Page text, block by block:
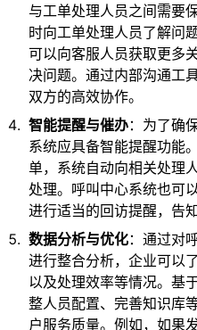
与工单处理人员之间需要
时向工单处理人员了解问
可以向客服人员获取更多
决问题。通过内部沟通工
双方的高效协作。
智能提醒与催办：为了确
系统应具备智能提醒功能
单，系统自动向相关处理
处理。呼叫中心系统也可
进行适当的回访提醒，告
数据分析与优化：通过对
进行整合分析，企业可以
以及处理效率等情况。基
整人员配置、完善知识库
户服务质量。例如，如果